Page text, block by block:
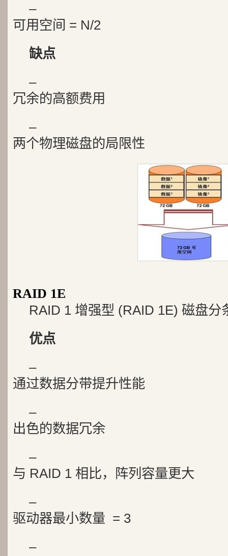
–
可用空间 = N/2
缺点
–
冗余的高额费用
–
两个物理磁盘的局限性
RAID 1E
RAID 1 增强型 (RAID 1E) 磁盘分
优点
–
通过数据分带提升性能
–
出色的数据冗余
–
与 RAID 1 相比，阵列容量更大
–
驱动器最小数量 = 3
–